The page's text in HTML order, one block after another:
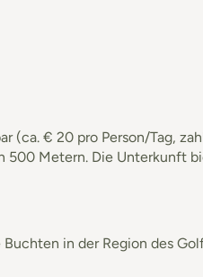
€ 20 pro Person/Tag,
Metern. Die Unterkunft
in der Region des